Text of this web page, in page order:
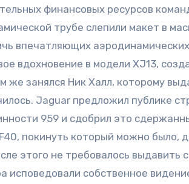
финансовых ресурсов
трубе слепили макет в
впечатляющих
вдохновение в модели XJ13,
же занялся Ник Халл, которому
Jaguar предложил публике
959 и сдобрил это
покинуть который можно было,
этого не требовалось выдавить
собственное